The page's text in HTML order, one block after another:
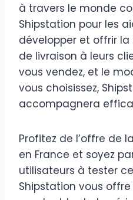
à travers le monde
Shipstation pour les
développer et offrir la
de livraison à leurs
vous vendez, et le
vous choisissez,
accompagnera
Profitez de l’offre de
en France et soyez
utilisateurs à tester
Shipstation vous